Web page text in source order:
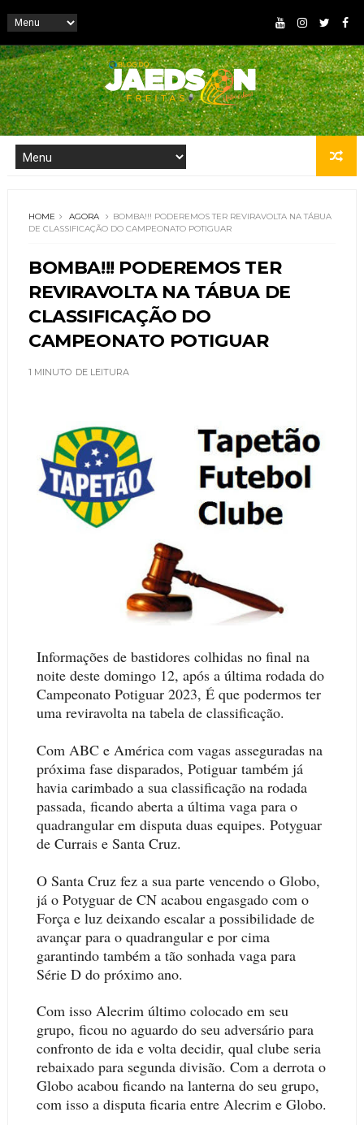
HOME AGORA
BOMBA!!! PODEREMOS TER REVIRAVOLTA NA TÁBUA
DE CLASSIFICAÇÃO DO CAMPEONATO POTIGUAR
BOMBA!!! PODEREMOS TER
REVIRAVOLTA NA TÁBUA DE
CLASSIFICAÇÃO DO
CAMPEONATO POTIGUAR
1 MINUTO DE LEITURA
Informações de bastidores colhidas no final na
noite deste domingo 12, após a última rodada do
Campeonato Potiguar 2023, É que podermos ter
uma reviravolta na tabela de classificação.
Com ABC e América com vagas asseguradas na
próxima fase disparados, Potiguar também já
havia carimbado a sua classificação na rodada
passada, ficando aberta a última vaga para o
quadrangular em disputa duas equipes. Potyguar
de Currais e Santa Cruz.
O Santa Cruz fez a sua parte vencendo o Globo,
já o Potyguar de CN acabou engasgado com o
Força e luz deixando escalar a possibilidade de
avançar para o quadrangular e por cima
garantindo também a tão sonhada vaga para
Série D do próximo ano.
Com isso Alecrim último colocado em seu
grupo, ficou no aguardo do seu adversário para
confronto de ida e volta decidir, qual clube seria
rebaixado para segunda divisão. Com a derrota o
Globo acabou ficando na lanterna do seu grupo,
com isso a disputa ficaria entre Alecrim e Globo.